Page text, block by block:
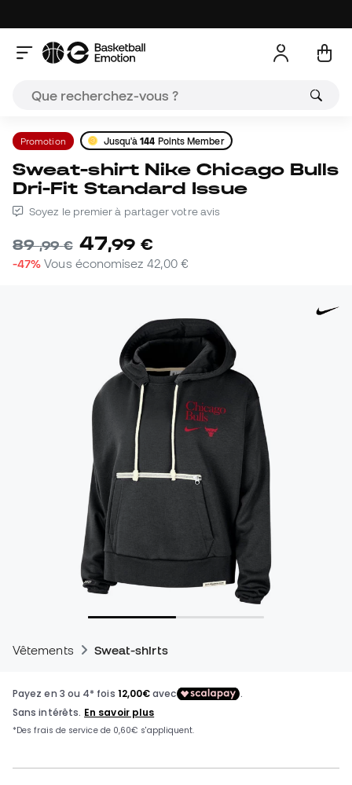
Promotion Jusqu'à144 Points Member
Sweat-shirt Nike Chicago Bulls
Dri-Fit Standard Issue
Soyez le premier à partager votre avis
89,99 € 47,99 €
-47% Vous économisez 42,00 €
Vêtements Sweat-shirts